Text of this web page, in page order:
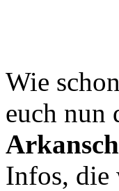
Wie
euch nun
Infos, die